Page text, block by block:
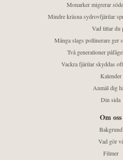
Monarker migrerar
Mindre kräsna sydrovfjärilar
Vad tittar du
Många slags pollinerare ger
Två generationer
Vackra fjärilar skyddas
Kalender
Anmäl dig
Din sida
Om oss
Bakgrund
Vad gör vi
Filmer